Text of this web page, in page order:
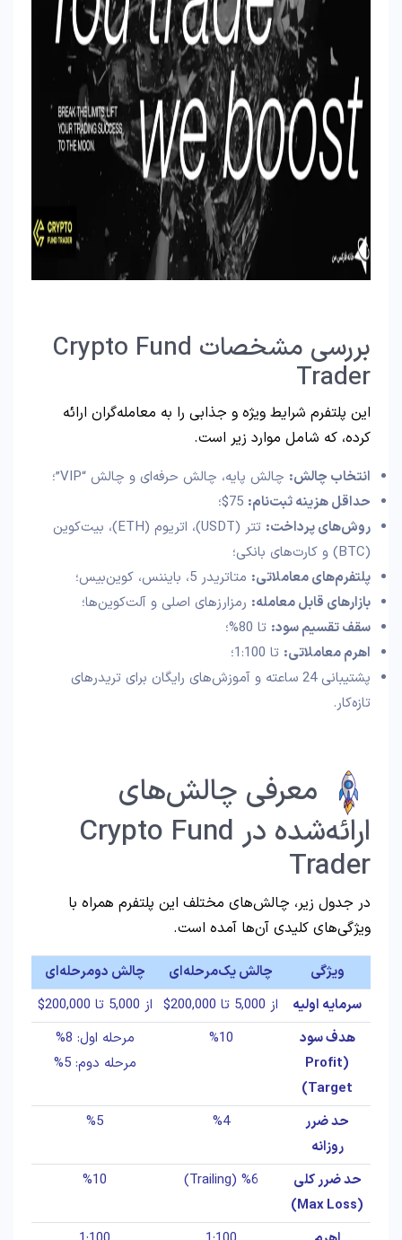
بررسی مشخصات Crypto Fund
Trader
این پلتفرم شرایط ویژه و جذابی را به معامله‌گران ارائه
کرده، که شامل موارد زیر است.
انتخاب چالش: چالش پایه، چالش حرفه‌ای و چالش “VIP”؛
حداقل هزینه ثبت‌نام:
روش‌های پرداخت:
تتر (USDT)، اتریوم (ETH)، بیت‌کوین
(BTC) و کارت‌های بانکی؛
پلتفرم‌های معاملاتی: متاتریدر 5، بایننس، کوین‌بیس؛
بازارهای قابل معامله: رمزارزهای اصلی و آلت‌کوین‌ها؛
سقف تقسیم سود: تا 80%؛
اهرم معاملاتی: تا 1:100؛
پشتیبانی 24 ساعته و آموزش‌های رایگان برای تریدرهای
تازه‌کار.
معرفی چالش‌های
ارائه‌شده در Crypto Fund
Trader
در جدول زیر، چالش‌های مختلف این پلتفرم همراه با
ویژگی‌های کلیدی آن‌ها آمده است.
ویژگی چالش یک‌مرحله‌ای
چالش دو‌مرحله‌ای
سرمایه اولیه
از 5,000 تا 200,000$
از 5,000 تا 200,000$
هدف سود
(Profit
Target)
%10
مرحله اول: 8%
مرحله دوم: 5%
حد ضرر
روزانه
%4
%5
حد ضرر کلی
(Max Loss)
%6 (Trailing)
%10